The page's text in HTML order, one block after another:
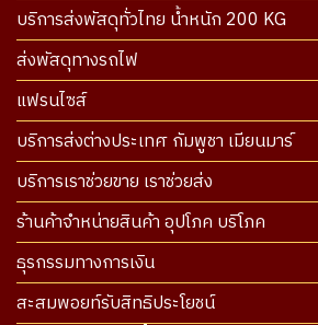
บริการส่งพัสดุทั่วไทย น้ำหนัก 200 KG
ส่งพัสดุทางรถไฟ
แฟรนไซส์
บริการส่งต่างประเทศ กัมพูชา เมียนมาร์
บริการเราช่วยขาย เราช่วยส่ง
ร้านค้าจำหน่ายสินค้า อุปโภค บริโภค
ธุรกรรมทางการเงิน
สะสมพอยท์รับสิทธิประโยชน์